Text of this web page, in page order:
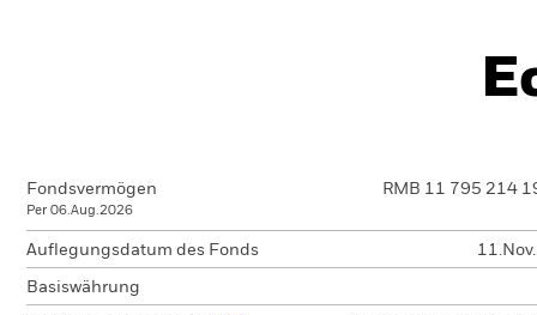
Fondsvermögen
Per 06.Aug.2026
RMB 11 795 214
Auflegungsdatum des Fonds
Basiswährung